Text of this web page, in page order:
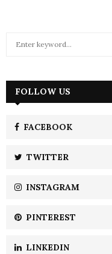
h
FOLLOW US
FACEBOOK
TWITTER
INSTAGRAM
PINTEREST
LINKEDIN